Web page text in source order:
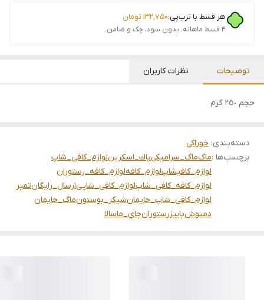
هر قسط با ترب‌پی:۱۳۲٬۷۵۰ تومان
۴ قسط ماهانه. بدون سود، چک و ضامن.
توضیحات نظرات کاربران
حجم ٢٥٠ گرم
دسته‌بندی: خوراکی
برچسب‌ها :ماگماگ_سرامیکیپاك_اسكرينلوازم_کافی_شاپ
لوازم_کافیشاپلوازم_کافهلوازم_کافه_رستوران
لوازم_کافه_کافی_شاپلوازم_کافی_شاپیارسال_رایگانتمپر
لوازم_کافی_شاپ_حایمانشيكر_بوستونماگ_حایمان
دمنوشپاییزرستورانچاي_ماسالا